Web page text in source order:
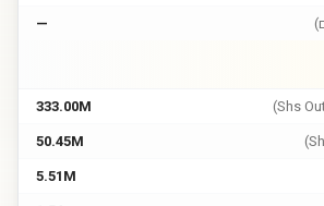
—
333.00M
50.45M
5.51M